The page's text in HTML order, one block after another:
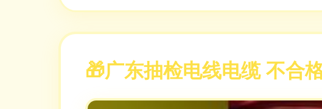
广东抽检电线电缆 不合